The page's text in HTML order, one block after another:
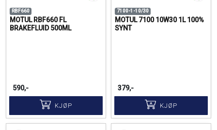
RBF660
MOTUL RBF660 FL
BRAKEFLUID 500ML
590,-
KJØP
7100-1-10/30
MOTUL 7100 10W30 1L 100%
SYNT
379,-
KJØP